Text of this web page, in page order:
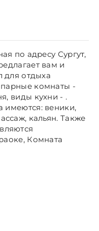
по адресу Сургут,
вам и
для отдыха
комнаты -
виды кухни - .
имеются: веники,
кальян. Также
Комната